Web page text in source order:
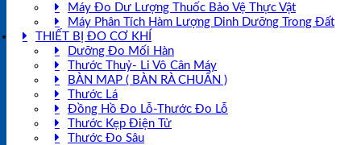
Máy Đo Dư Lượng Thuốc Bảo Vệ Thực Vật
Máy Phân Tích Hàm Lượng Dinh Dưỡng Trong Đất
THIẾT BỊ ĐO CƠ KHÍ
Dưỡng Đo Mối Hàn
Thước Thuỷ- Li Vô Cân Máy
BÀN MAP ( BÀN RÀ CHUẨN )
Thước Lá
Đồng Hồ Đo Lỗ-Thước Đo Lỗ
Thước Kẹp Điện Tử
Thước Đo Sâu